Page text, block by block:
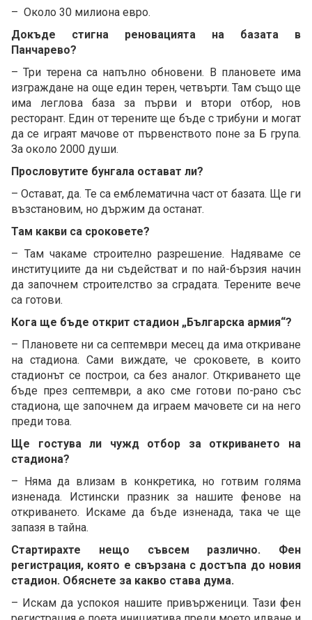
– Около 30 милиона евро.
Докъде стигна реновацията на базата в
Панчарево?
– Три терена са напълно обновени. В плановете има
изграждане на още един терен, четвърти. Там също ще
има леглова база за първи и втори отбор, нов
ресторант. Един от терените ще бъде с трибуни и могат
да се играят мачове от първенството поне за Б група.
За около 2000 души.
Прословутите бунгала остават ли?
– Остават, да. Те са емблематична част от базата. Ще ги
възстановим, но държим да останат.
Там какви са сроковете?
– Там чакаме строително разрешение. Надяваме се
институциите да ни съдействат и по най-бързия начин
да започнем строителство за сградата. Терените вече
са готови.
Кога ще бъде открит стадион „Българска армия“?
– Плановете ни са септември месец да има откриване
на стадиона. Сами виждате, че сроковете, в които
стадионът се построи, са без аналог. Откриването ще
бъде през септември, а ако сме готови по-рано със
стадиона, ще започнем да играем мачовете си на него
преди това.
Ще гостува ли чужд отбор за откриването на
стадиона?
– Няма да влизам в конкретика, но готвим голяма
изненада. Истински празник за нашите фенове на
откриването. Искаме да бъде изненада, така че ще
запазя в тайна.
Стартирахте нещо съвсем различно. Фен
регистрация, която е свързана с достъпа до новия
стадион. Обяснете за какво става дума.
– Искам да успокоя нашите привърженици. Тази фен